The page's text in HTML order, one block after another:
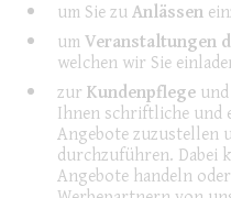
um Sie zuAnlässen
umVeranstaltungen
welchen wir Sie
zur Kundenpflege
Ihnen schriftliche und
Angebote zuzustellen
durchzuführen. Dabei
Angebote handeln